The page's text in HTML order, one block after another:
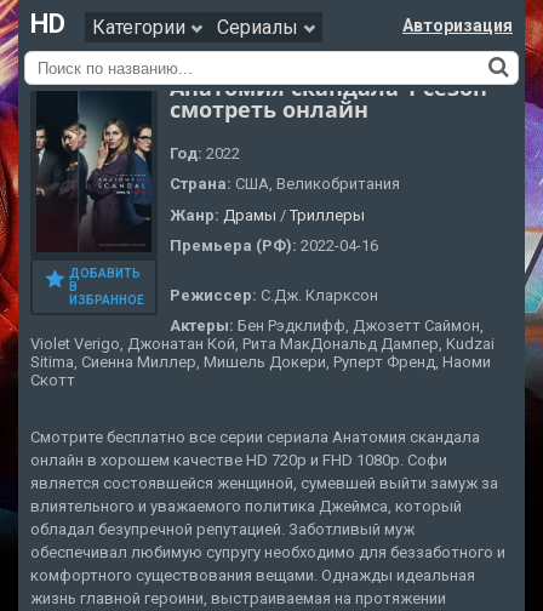
HD Категории Сериалы Авторизация
ДОБАВИТЬ
В
ИЗБРАННОЕ
Анатомия скандала 1 сезон
смотреть онлайн
Год: 2022
Страна: США, Великобритания
Жанр: Драмы / Триллеры
Премьера (РФ): 2022-04-16
Режиссер: С.Дж. Кларксон
Актеры: Бен Рэдклифф, Джозетт Саймон,
Violet Verigo, Джонатан Кой, Рита МакДональд Дампер, Kudzai
Sitima, Сиенна Миллер, Мишель Докери, Руперт Френд, Наоми
Скотт
Смотрите бесплатно все серии сериала Анатомия скандала
онлайн в хорошем качестве HD 720p и FHD 1080p. Софи
является состоявшейся женщиной, сумевшей выйти замуж за
влиятельного и уважаемого политика Джеймса, который
обладал безупречной репутацией. Заботливый муж
обеспечивал любимую супругу необходимо для беззаботного и
комфортного существования вещами. Однажды идеальная
жизнь главной героини, выстраиваемая на протяжении